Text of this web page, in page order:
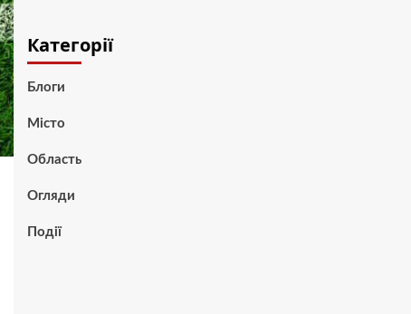
Категорії
Блоги
Місто
Область
Огляди
Події